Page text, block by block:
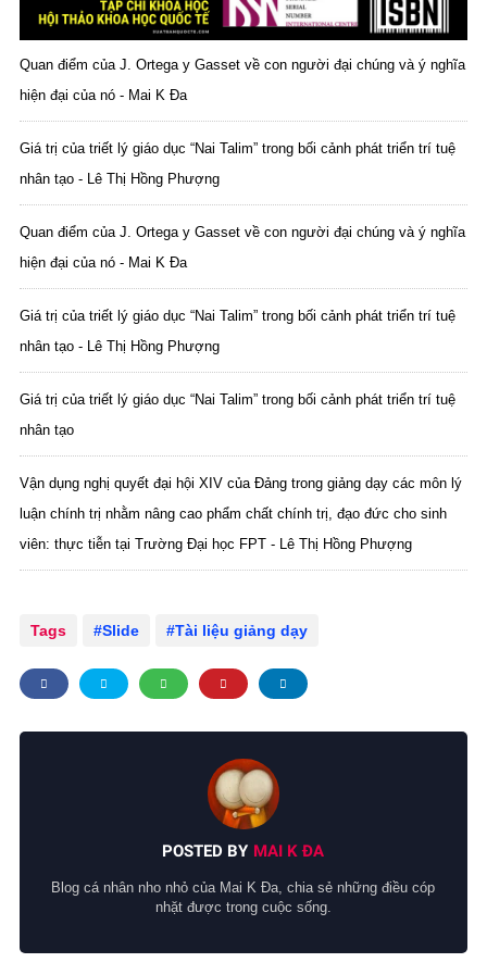
Quan điểm của J. Ortega y Gasset về con người đại chúng và ý nghĩa
hiện đại của nó - Mai K Đa
Giá trị của triết lý giáo dục “Nai Talim” trong bối cảnh phát triển trí tuệ
nhân tạo - Lê Thị Hồng Phượng
Quan điểm của J. Ortega y Gasset về con người đại chúng và ý nghĩa
hiện đại của nó - Mai K Đa
Giá trị của triết lý giáo dục “Nai Talim” trong bối cảnh phát triển trí tuệ
nhân tạo - Lê Thị Hồng Phượng
Giá trị của triết lý giáo dục “Nai Talim” trong bối cảnh phát triển trí tuệ
nhân tạo
Vận dụng nghị quyết đại hội XIV của Đảng trong giảng dạy các môn lý
luận chính trị nhằm nâng cao phẩm chất chính trị, đạo đức cho sinh
viên: thực tiễn tại Trường Đại học FPT - Lê Thị Hồng Phượng
Tags Slide Tài liệu giảng dạy
POSTED BY MAI K ĐA
Blog cá nhân nho nhỏ của Mai K Đa, chia sẻ những điều cóp
nhặt được trong cuộc sống.